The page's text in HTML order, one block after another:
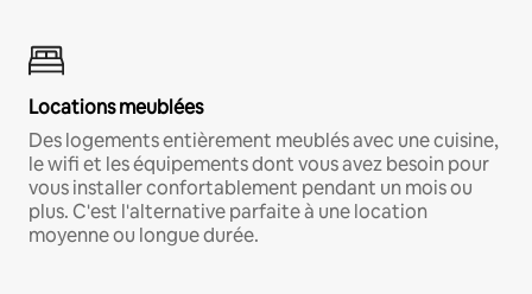
Locations meublées
Des logements entièrement meublés avec une cuisine,
le wifi et les équipements dont vous avez besoin pour
vous installer confortablement pendant un mois ou
plus. C'est l'alternative parfaite à une location
moyenne ou longue durée.